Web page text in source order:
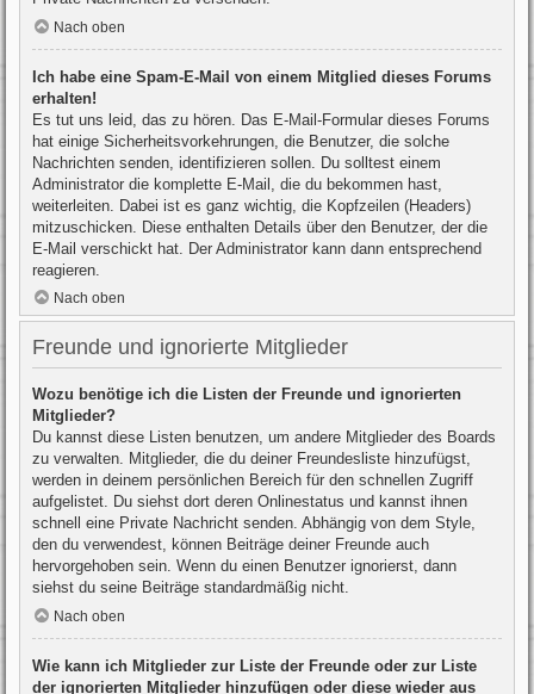
Nach oben
Ich habe eine Spam-E-Mail von einem Mitglied dieses Forums
erhalten!
Es tut uns leid, das zu hören. Das E-Mail-Formular dieses Forums
hat einige Sicherheitsvorkehrungen, die Benutzer, die solche
Nachrichten senden, identifizieren sollen. Du solltest einem
Administrator die komplette E-Mail, die du bekommen hast,
weiterleiten. Dabei ist es ganz wichtig, die Kopfzeilen (Headers)
mitzuschicken. Diese enthalten Details über den Benutzer, der die
E-Mail verschickt hat. Der Administrator kann dann entsprechend
reagieren.
Nach oben
Freunde und ignorierte Mitglieder
Wozu benötige ich die Listen der Freunde und ignorierten
Mitglieder?
Du kannst diese Listen benutzen, um andere Mitglieder des Boards
zu verwalten. Mitglieder, die du deiner Freundesliste hinzufügst,
werden in deinem persönlichen Bereich für den schnellen Zugriff
aufgelistet. Du siehst dort deren Onlinestatus und kannst ihnen
schnell eine Private Nachricht senden. Abhängig von dem Style,
den du verwendest, können Beiträge deiner Freunde auch
hervorgehoben sein. Wenn du einen Benutzer ignorierst, dann
siehst du seine Beiträge standardmäßig nicht.
Nach oben
Wie kann ich Mitglieder zur Liste der Freunde oder zur Liste
der ignorierten Mitglieder hinzufügen oder diese wieder aus